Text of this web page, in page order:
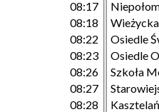
08:17
08:18
08:22
08:23
08:26
08:27
08:28
Wieżycka
Osiedle
Osiedle
Szkoła